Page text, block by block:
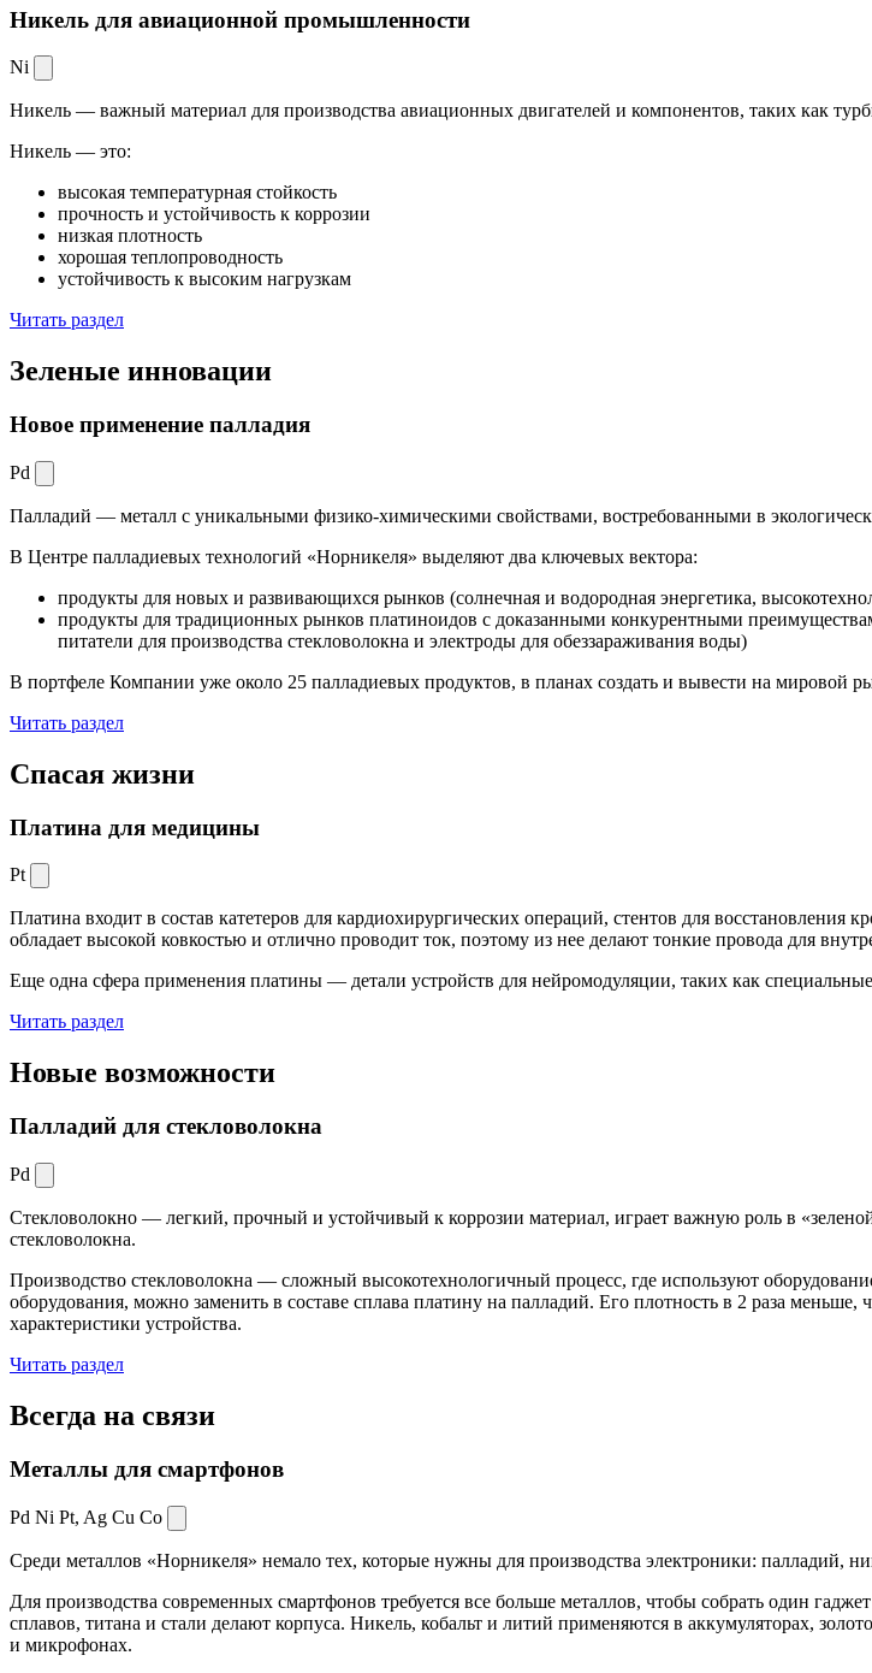
Никель для авиационной промышленности
Ni
Никель — важный материал для производства авиационных двигателей и компонентов, таких как
Никель — это:
высокая температурная стойкость
прочность и устойчивость к коррозии
низкая плотность
хорошая теплопроводность
устойчивость к высоким нагрузкам
Читать раздел
Зеленые инновации
Новое применение палладия
Pd
Палладий — металл с уникальными физико-химическими свойствами, востребованными в
В Центре палладиевых технологий «Норникеля» выделяют два ключевых вектора:
продукты для новых и развивающихся рынков (солнечная и водородная энергетика,
продукты для традиционных рынков платиноидов с доказанными конкурентными
питатели для производства стекловолокна и электроды для обеззараживания воды)
В портфеле Компании уже около 25 палладиевых продуктов, в планах создать и вывести на мировой
Читать раздел
Спасая жизни
Платина для медицины
Pt
Платина входит в состав катетеров для кардиохирургических операций, стентов для
обладает высокой ковкостью и отлично проводит ток, поэтому из нее делают тонкие провода для
Еще одна сфера применения платины — детали устройств для нейромодуляции, таких как
Читать раздел
Новые возможности
Палладий для стекловолокна
Pd
Стекловолокно — легкий, прочный и устойчивый к коррозии материал, играет важную роль в
стекловолокна.
Производство стекловолокна — сложный высокотехнологичный процесс, где используют
оборудования, можно заменить в составе сплава платину на палладий. Его плотность в 2 раза меньше,
характеристики устройства.
Читать раздел
Всегда на связи
Металлы для смартфонов
Pd Ni Pt, Ag Cu Co
Среди металлов «Норникеля» немало тех, которые нужны для производства электроники: палладий,
Для производства современных смартфонов требуется все больше металлов, чтобы собрать один
сплавов, титана и стали делают корпуса. Никель, кобальт и литий применяются в аккумуляторах,
и микрофонах.